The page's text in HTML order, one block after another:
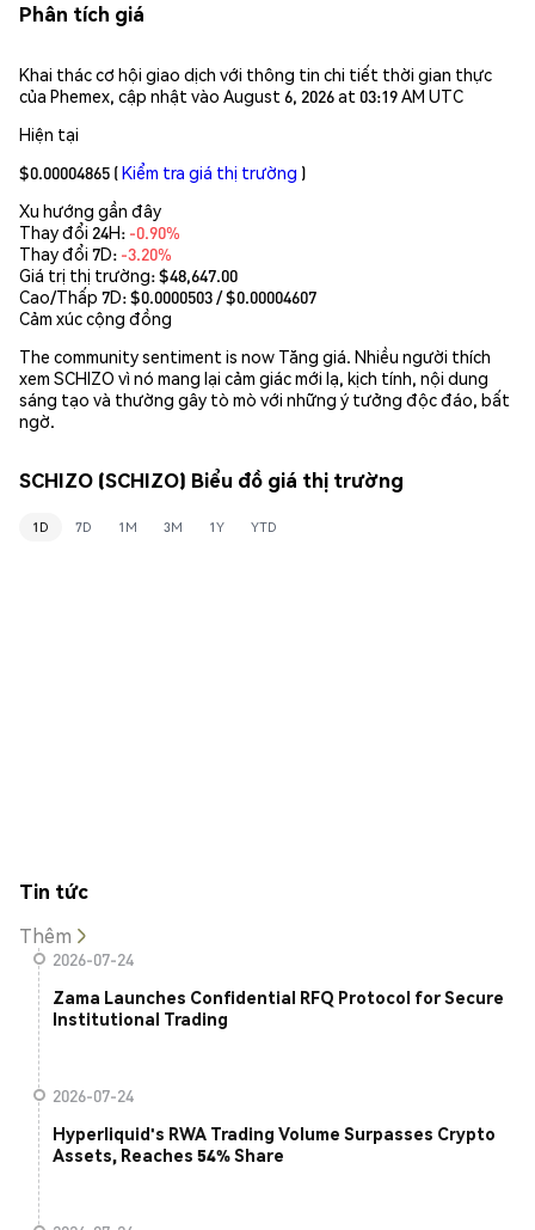
Phân tích giá
Khai thác cơ hội giao dịch với thông tin chi tiết thời gian thực
của Phemex, cập nhật vào August 6, 2026 at 03:19 AM UTC
Hiện tại
$0.00004865 (Kiểm tra giá thị trường )
Xu hướng gần đây
Thay đổi 24H: -0.90%
Thay đổi 7D: -3.20%
Giá trị thị trường:$48,647.00
Cao/Thấp 7D: $0.0000503/ $0.00004607
Cảm xúc cộng đồng
The community sentiment is now Tăng giá. Nhiều người thích
xem SCHIZO vì nó mang lại cảm giác mới lạ, kịch tính, nội dung
sáng tạo và thường gây tò mò với những ý tưởng độc đáo, bất
ngờ.
SCHIZO (SCHIZO) Biểu đồ giá thị trường
1D 7D 1M 3M 1Y YTD
Tin tức
Thêm
2026-07-24
Zama Launches Confidential RFQ Protocol for Secure
Institutional Trading
2026-07-24
Hyperliquid's RWA Trading Volume Surpasses Crypto
Assets, Reaches 54% Share